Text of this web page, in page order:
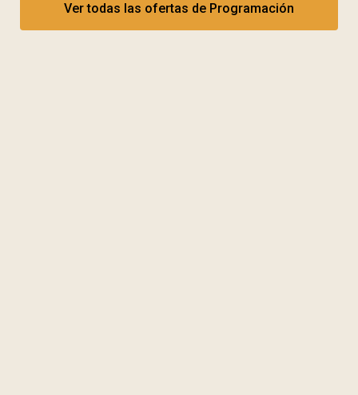
Ver todas las ofertas de Programación